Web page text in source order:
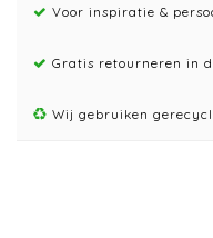
Voor inspiratie &
Gratis retourneren in
Wij gebruiken